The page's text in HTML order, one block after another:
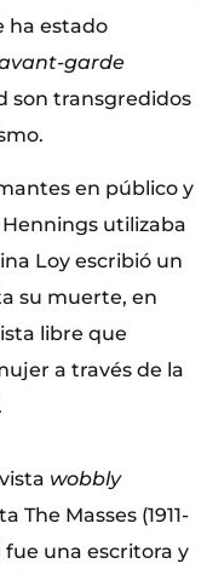
ha estado
garde
son transgredidos
en público y
utilizaba
Loy escribió un
su muerte, en
libre que
a través de la
wobbly
The Masses (1911-
fue una escritora y